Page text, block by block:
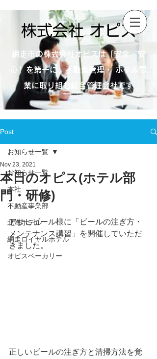
株式会社 オピス
網走市の株式会社オピスは「安全・安
心」を第一に、不動産管理・ ホテル事
業に取り組む総合管理会社です
Post
お知らせ一覧
本社
不動産事業部
北海ホテル
網走ロイヤルホテル
オピスベーカリー
お知らせ一覧
本日のオピス(ホテル部
門・研修)
Nov 23, 2021
アサヒビール様に「ビールの注ぎ方・
メンテナンス講習」を開催していただ
きました。
正しいビールの注ぎ方と清掃方法を覚